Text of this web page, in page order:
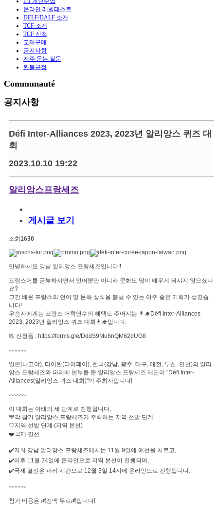
온라인 레벨테스트
DELF/DALF 소개
TCF 소개
TCF 신청
교재구매
공지사항
자주 묻는 질문
환불규정
Communauté
공지사항
Défi Inter-Alliances 2023, 2023년 알리앙스 퀴즈 대
회
2023.10.10 19:22
알리앙스프랑세즈
게시글 보기
조회1630
안녕하세요 강남 알리앙스 프랑세즈입니다!!
프랑스어를 공부하시면서 언어뿐만 아니라 문화도 많이 배우게 되시지 않으셨나
요?
그간 배운 프랑스의 언어 및 문화 상식을 뽐낼 수 있는 아주 좋은 기회가 생겼습
니다!
우승자에게는 프랑스 어학연수의 혜택도 주어지는 👨‍🎓Défi Inter-Alliances
2023, 2023년 알리앙스 퀴즈 대회👩‍🎓입니다.
📃 신청폼 : https://forms.gle/DddS9Mu8nQM62dUG8
〰️〰️〰️
일본(나고야), 타이완(타이페이), 한국(강남, 광주, 대구, 대전, 부산, 인천)의 알리
앙스 프랑세즈와 파리에 본부를 둔 알리앙스 프랑세즈 재단이 "Défi Inter-
Alliances(알리앙스 퀴즈 대회)"의 주최자입니다!
〰️〰️〰️
이 대회는 아래의 세 단계로 진행됩니다.
💙각 참가 알리앙스 프랑세즈가 주최하는 지역 선발 단계
🤍지역 선발 단계 (지역 본선)
❤️국제 결선
✔️저희 강남 알리앙스 프랑세즈에서는 11월 9일에 예선을 치르고,
✔️이후 11월 24일에 온라인으로 지역 본선이 진행되며,
✔️국제 결선은 파리 시간으로 12월 3일 14시에 온라인으로 진행됩니다.
〰️〰️〰️
참가 비용은 💰전액 무료💰입니다!